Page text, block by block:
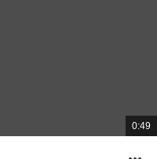
總
共
0:49